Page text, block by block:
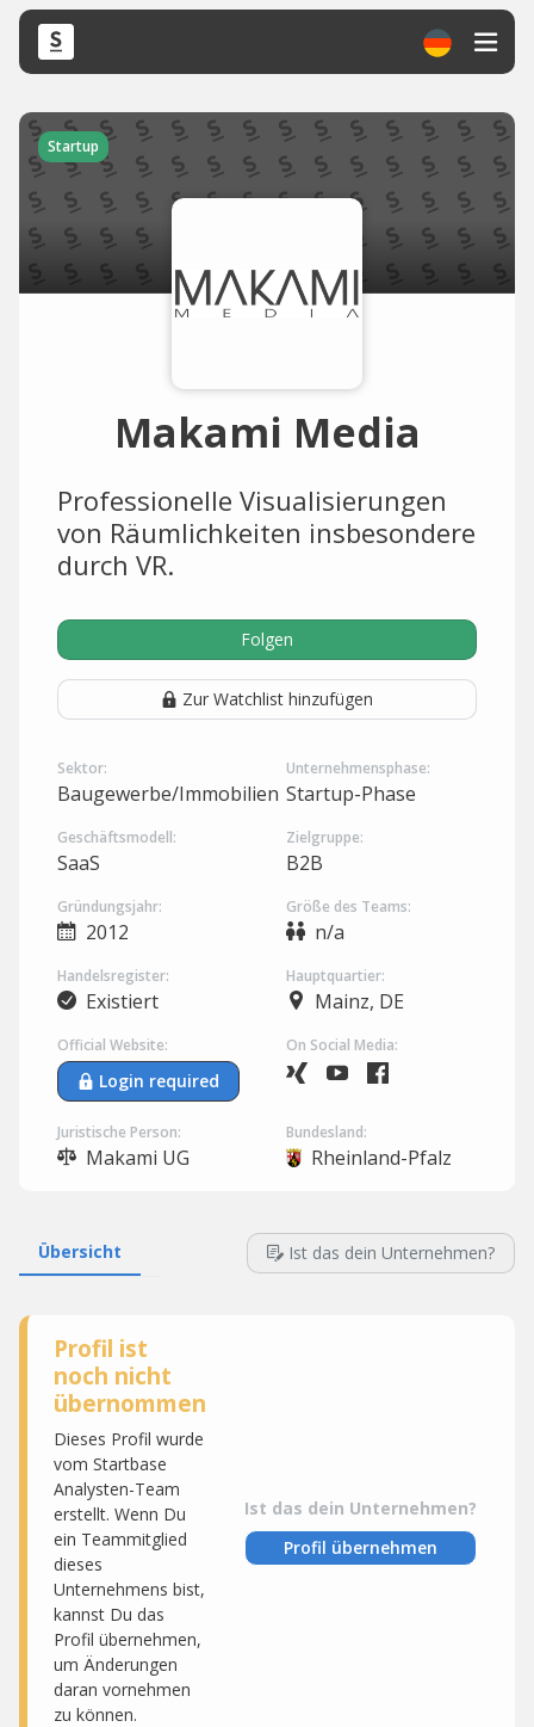
Startup
Makami Media
Professionelle Visualisierungen
von Räumlichkeiten insbesondere
durch VR.
Folgen
Zur Watchlist hinzufügen
Sektor:
Baugewerbe/Immobilien
Unternehmensphase:
Startup-Phase
Geschäftsmodell:
SaaS
Zielgruppe:
B2B
Gründungsjahr:
2012
Größe des Teams:
n/a
Handelsregister:
Existiert
Hauptquartier:
Mainz, DE
Official Website:
Login required
On Social Media:
Juristische Person:
Makami UG
Bundesland:
Rheinland-Pfalz
Übersicht Ist das dein Unternehmen?
Profil ist
noch nicht
übernommen
Dieses Profil wurde
vom Startbase
Analysten-Team
erstellt. Wenn Du
ein Teammitglied
dieses
Unternehmens bist,
kannst Du das
Profil übernehmen,
um Änderungen
daran vornehmen
zu können.
Ist das dein Unternehmen?
Profil übernehmen